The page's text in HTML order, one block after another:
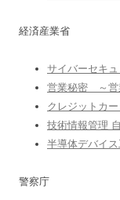
経済産業省
サイバーセキ
営業秘密 ～営
クレジットカ
技術情報管理
半導体デバイ
警察庁